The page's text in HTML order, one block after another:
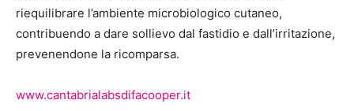
riequilibrare l’ambiente microbiologico cutaneo,
contribuendo a dare sollievo dal fastidio e dall’irritazione,
prevenendone la ricomparsa.
www.cantabrialabsdifacooper.it